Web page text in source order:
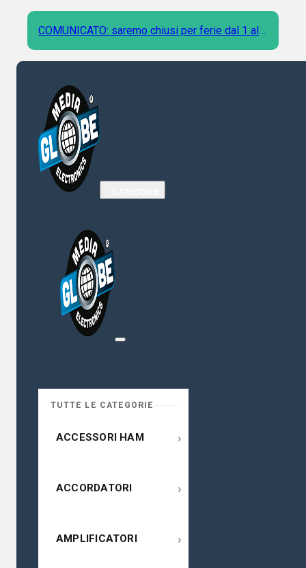
COMUNICATO: saremo chiusi per ferie dal 1 al 9
Agosto
TUTTE LE CATEGORIE
ACCESSORI HAM ›
ACCORDATORI ›
AMPLIFICATORI ›